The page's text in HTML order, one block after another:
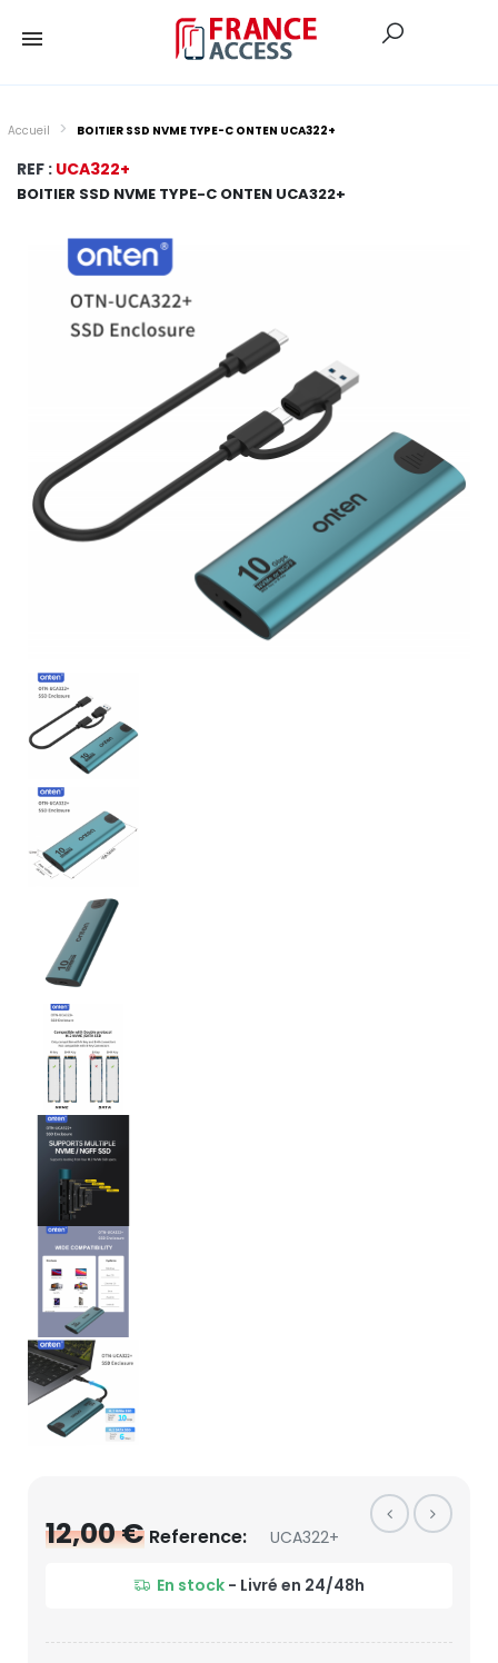
Accueil BOITIER SSD NVME TYPE-C ONTEN UCA322+
REF : UCA322+
BOITIER SSD NVME TYPE-C ONTEN UCA322+
12,00 € Reference: UCA322+
En stock - Livré en 24/48h